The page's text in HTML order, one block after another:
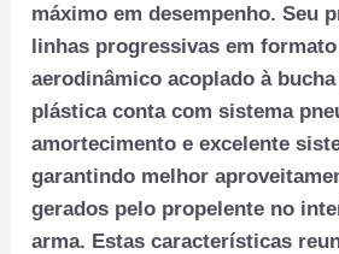
máximo em desempenho. Seu
linhas progressivas em
aerodinâmico acoplado à
plástica conta com sistema
amortecimento e excelente
garantindo melhor
gerados pelo propelente no
arma. Estas características